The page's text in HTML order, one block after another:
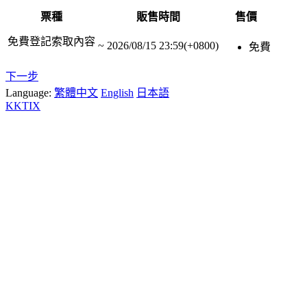
票種 販售時間 售價
免費登記索取內容 ~ 2026/08/15 23:59(+0800) 免費
下一步
Language: 繁體中文 English 日本語
KKTIX